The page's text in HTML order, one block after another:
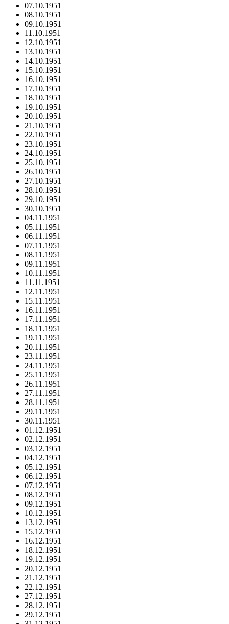
07.10.1951
08.10.1951
09.10.1951
11.10.1951
12.10.1951
13.10.1951
14.10.1951
15.10.1951
16.10.1951
17.10.1951
18.10.1951
19.10.1951
20.10.1951
21.10.1951
22.10.1951
23.10.1951
24.10.1951
25.10.1951
26.10.1951
27.10.1951
28.10.1951
29.10.1951
30.10.1951
04.11.1951
05.11.1951
06.11.1951
07.11.1951
08.11.1951
09.11.1951
10.11.1951
11.11.1951
12.11.1951
15.11.1951
16.11.1951
17.11.1951
18.11.1951
19.11.1951
20.11.1951
23.11.1951
24.11.1951
25.11.1951
26.11.1951
27.11.1951
28.11.1951
29.11.1951
30.11.1951
01.12.1951
02.12.1951
03.12.1951
04.12.1951
05.12.1951
06.12.1951
07.12.1951
08.12.1951
09.12.1951
10.12.1951
13.12.1951
15.12.1951
16.12.1951
18.12.1951
19.12.1951
20.12.1951
21.12.1951
22.12.1951
27.12.1951
28.12.1951
29.12.1951